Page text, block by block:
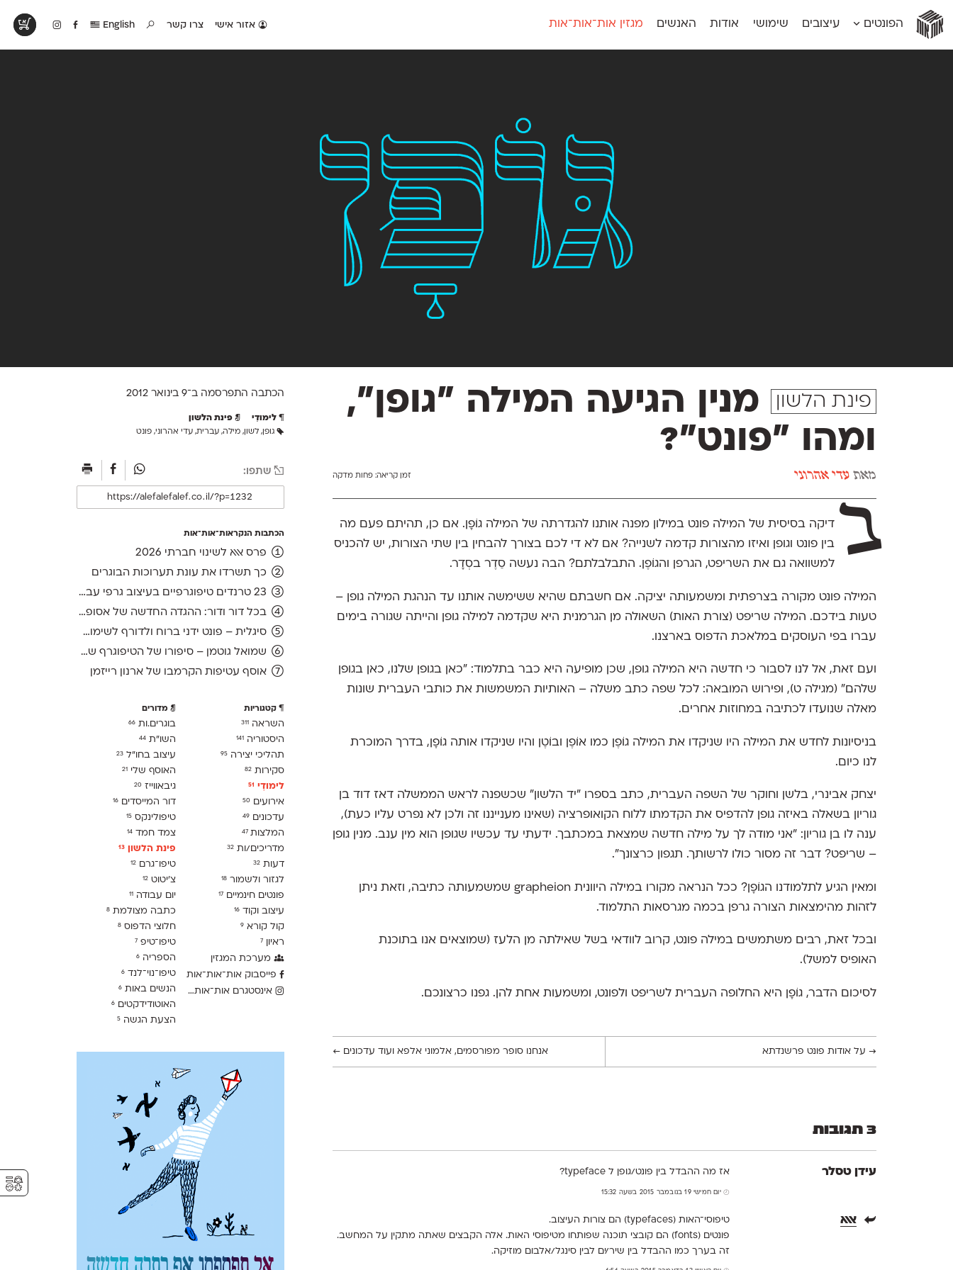
אותאות
אותאות
אות
אות
הפונטים עיצובים שימושי אודות האנשים מגזין אות־אות־אות אזור אישי צרו קשר English
חדש
פרנק־רי
פרנק־רי צר
חדש
פינת הלשון
מנין הגיעה המילה ״גופן״,
ומהו ״פונט״?
מאת עדי אהרוני זמן קריאה:פחות מדקה
ב
דיקה בסיסית של המילה פונט במילון מפנה אותנו להגדרתה של המילה גוֹפָן. אם כן, תהיתם פעם מה
בין פונט וגופן ואיזו מהצורות קדמה לשנייה? אם לא די לכם בצורך להבחין בין שתי הצורות, יש להכניס
למשוואה גם את השריפט, הגרפן והגוֹפֶן. התבלבלתם? הבה נעשה סֵדֶר בסְדָר.
המילה פונט מקורה בצרפתית ומשמעותה יציקה. אם חשבתם שהיא ששימשה אותנו עד הנהגת המילה גופן –
טעות בידכם. המילה שריפט (צורת האות) השאולה מן הגרמנית היא שקדמה למילה גופן והייתה שגורה בימים
עברו בפי העוסקים במלאכת הדפוס בארצנו.
ועם זאת, אל לנו לסבור כי חדשה היא המילה גופן, שכן מופיעה היא כבר בתלמוד: "כאן בגופן שלנו, כאן בגופן
שלהם" (מגילה ט), ופירוש המובאה: לכל שפה כתב משלה – האותיות המשמשות את כותבי העברית שונות
מאלה שנועדו לכתיבה במחוזות אחרים.
בניסיונות לחדש את המילה היו שניקדו את המילה גוֹפֶן כמו אוֹפֶן ובוֹטֶן והיו שניקדו אותה גוֹפָן, בדרך המוכרת
לנו כיום.
יצחק אבינרי, בלשן וחוקר של השפה העברית, כתב בספרו "יד הלשון" שכשפנה לראש הממשלה דאז דוד בן
גוריון בשאלה באיזה גופן להדפיס את הקדמתו ללוח הקואופרציה (שאינו מענייננו זה ולכן לא נפרט עליו כעת),
ענה לו בן גוריון: "אני מודה לך על מילה חדשה שמצאת במכתבך. ידעתי עד עכשיו שגופן הוא מין ענב. מנין גופן
– שריפט? דבר זה מסור כולו לרשותך. תגפון כרצונך".
ומאין הגיע לתלמודנו הגוֹפָן? ככל הנראה מקורו במילה היוונית grapheion שמשמעותה כתיבה, וזאת ניתן
לזהות מהימצאות הצורה גרפן בכמה מגרסאות התלמוד.
ובכל זאת, רבים משתמשים במילה פונט, קרוב לוודאי בשל שאילתה מן הלעז (שמוצאים אנו בתוכנת
האופיס למשל).
לסיכום הדבר, גוֹפָן היא החלופה העברית לשריפט ולפונט, ומשמעות אחת להן. גפנו כרצונכם.
→ על אודות פונט פרשנדתא אנחנו סופר מפורסמים, אלמוני אלפא ועוד עדכונים←
3 תגובות
עידן טסלר אז מה ההבדל בין פונט/גופן ל typeface?
יום חמישי 19 בנובמבר 2015 בשעה 15:32
אאא
טיפוסי־האות (typefaces) הם צורות העיצוב.
פונטים (fonts) הם קובצי תוכנה שפותחו מטיפוסי האות. אלה הקבצים שאתה מתקין על המחשב.
זה בערך כמו ההבדל בין שיר/ים לבין סינגל/אלבום מוזיקה.
הכתבה התפרסמה ב־9 ב ינואר 2012
לימודִי פינת הלשון
גופן , לשון , מילה, עברית, עדי אהרוני, פונט
שתפו:
הכתבות הנקראות־אות־אות
פרס אאא לשינוי חברתי 2026
כך תשרדו את עונת תערוכות הבוגרים
23 טרנדים טיפוגרפיים בעיצוב גרפי עברי, ועוד אחד לשנה הבאה
בכל דור ודור: ההגדה החדשה של אסופה, מהדורת 2026
סיגלית – פונט ידני ברוח ולדורף לשימוש חופשי
שמואל גוטמן – סיפורו של הטיפוגרף שמאחורי גופני מיקרוסופט, כפי שנחשף בארכיון של נינתו
אוסף עטיפות הקרמבו של ארנון רייזמן
קטגוריות
השראה 311
היסטוריה 141
תהליכי יצירה 95
סקירות 82
לימודִי 51
אירועים 50
עדכונים 49
המלצות47
מדריכים/ות 32
דעות 32
לגזור ולשמור 18
פונטים חינמיים 17
עיצוב וקוד 16
קול קורא 9
ראיון 7
מערכת המגזין
פייסבוק אות־אות־אות
אינסטגרם אות־אות־אות
מדורים
בוגרים.ות 66
השו״ת 44
עיצוב בחו"ל 23
האוסף שלי 21
גיבאווייז 20
דור המייסדים 16
טיפולינקס 15
צמד חמד 14
פינת הלשון 13
טיפו־גרם 12
צ׳יטוט 12
יום עבודה 11
כתבה מצולמת 8
חלוצי הדפוס 8
טיפו־טיפ 7
הספריה 6
טיפו־נוי־לנד 6
הנשים באות 6
האוטודידקטים 6
הצעת הגשה 5
⚥︎